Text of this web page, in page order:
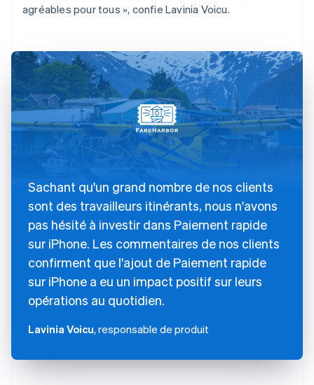
agréables pour tous », confie Lavinia Voicu.
Sachant qu'un grand nombre de nos clients
sont des travailleurs itinérants, nous n'avons
pas hésité à investir dans Paiement rapide
sur iPhone. Les commentaires de nos clients
confirment que l'ajout de Paiement rapide
sur iPhone a eu un impact positif sur leurs
opérations au quotidien.
Lavinia Voicu, responsable de produit